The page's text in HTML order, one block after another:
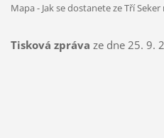
Mapa - Jak se dostanete ze Tří
Tisková zpráva ze dne 25. 9.